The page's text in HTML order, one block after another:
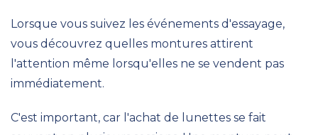
Lorsque vous suivez les événements d'essayage,
vous découvrez quelles montures attirent
l'attention même lorsqu'elles ne se vendent pas
immédiatement.
C'est important, car l'achat de lunettes se fait